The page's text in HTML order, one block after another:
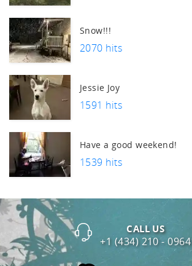
Snow!!!
2070 hits
Jessie Joy
1591 hits
Have a good weekend!
1539 hits
CALL US
+1 (434) 210 - 0964